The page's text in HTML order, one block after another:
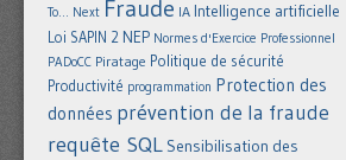
To... Next Fraude IA Intelligence artificielle
Loi SAPIN 2 NEP Normes d'Exercice Professionnel
PADoCC Piratage Politique de sécurité
Productivité programmation Protection des
données prévention de la fraude
requête SQL Sensibilisation des